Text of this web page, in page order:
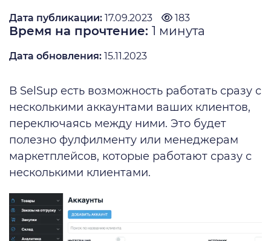
Дата публикации: 17.09.2023 183
Время на прочтение: 1 минута
Дата обновления: 15.11.2023
В SelSup есть возможность работать сразу с
несколькими аккаунтами ваших клиентов,
переключаясь между ними. Это будет
полезно фулфилменту или менеджерам
маркетплейсов, которые работают сразу с
несколькими клиентами.